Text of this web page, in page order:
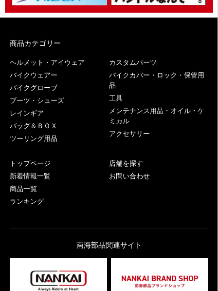
商品カテゴリー
ヘルメット・アイウェア
バイクウェアー
バイクグローブ
ブーツ・シューズ
レインギア
バッグ＆ＢＯＸ
ツーリング用品
カスタムパーツ
バイクカバー・ロック・保管用
品
工具
メンテナンス用品・オイル・ケ
ミカル
アクセサリー
トップページ
新着情報一覧
商品一覧
ランキング
店舗を探す
お問い合わせ
南海部品関連サイト